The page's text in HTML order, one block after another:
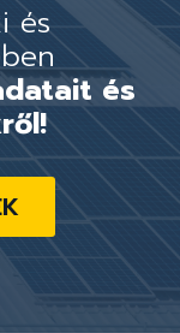
és
és